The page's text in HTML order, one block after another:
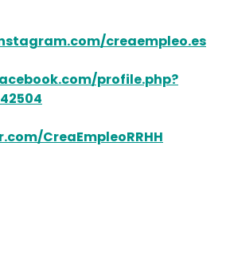
creaempleo.es
profile.php?
CreaEmpleoRRHH